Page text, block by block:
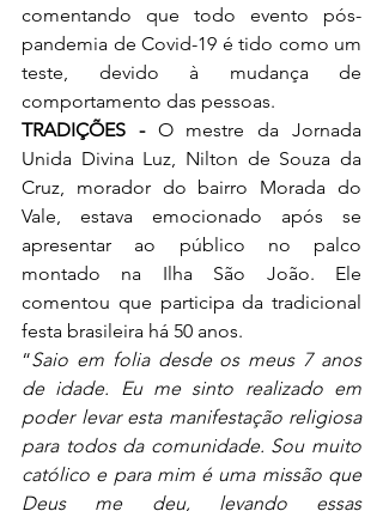
comentando que todo evento pós-
pandemia de Covid-19 é tido como um
teste, devido à mudança de
comportamento das pessoas.
TRADIÇÕES - O mestre da Jornada
Unida Divina Luz, Nilton de Souza da
Cruz, morador do bairro Morada do
Vale, estava emocionado após se
apresentar ao público no palco
montado na Ilha São João. Ele
comentou que participa da tradicional
festa brasileira há 50 anos.
“Saio em folia desde os meus 7 anos
de idade. Eu me sinto realizado em
poder levar esta manifestação religiosa
para todos da comunidade. Sou muito
católico e para mim é uma missão que
Deus me deu, levando essas